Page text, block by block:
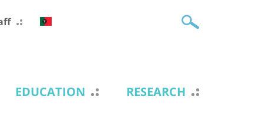
EDUCATION RESEARCH